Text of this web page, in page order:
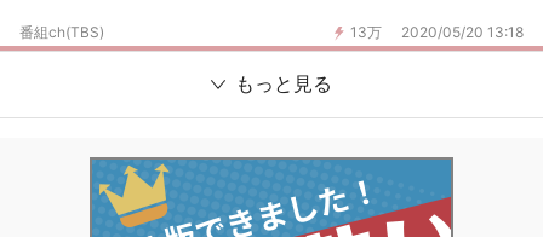
13万 2020/05/20 13:18
番組ch(TBS)
もっと見る